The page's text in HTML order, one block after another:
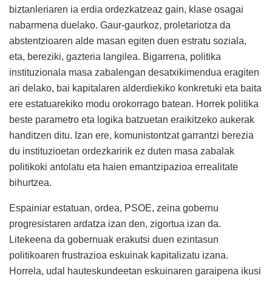
biztanleriaren ia erdia ordezkatzeaz gain, klase osagai
nabarmena duelako. Gaur-gaurkoz, proletariotza da
abstentzioaren alde masan egiten duen estratu soziala,
eta, bereziki, gazteria langilea. Bigarrena, politika
instituzionala masa zabalengan desatxikimendua eragiten
ari delako, bai kapitalaren alderdiekiko konkretuki eta baita
ere estatuarekiko modu orokorrago batean. Horrek politika
beste parametro eta logika batzuetan eraikitzeko aukerak
handitzen ditu. Izan ere, komunistontzat garrantzi berezia
du instituzioetan ordezkaririk ez duten masa zabalak
politikoki antolatu eta haien emantzipazioa errealitate
bihurtzea.
Espainiar estatuan, ordea, PSOE, zeina gobernu
progresistaren ardatza izan den, zigortua izan da.
Litekeena da gobernuak erakutsi duen ezintasun
politikoaren frustrazioa eskuinak kapitalizatu izana.
Horrela, udal hauteskundeetan eskuinaren garaipena ikusi